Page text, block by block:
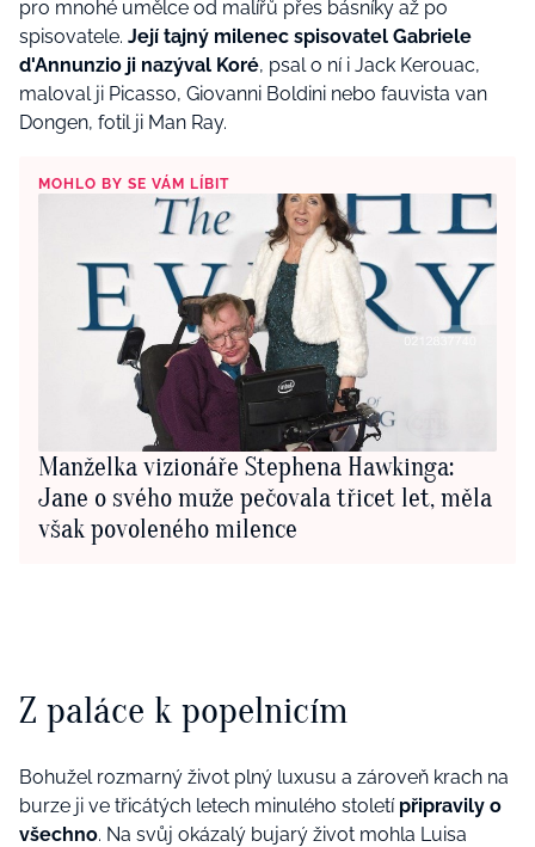
pro mnohé umělce od malířů přes básníky až po
spisovatele. Její tajný milenec spisovatel Gabriele
d'Annunzio ji nazýval Koré, psal o ní i Jack Kerouac,
maloval ji Picasso, Giovanni Boldini nebo fauvista van
Dongen, fotil ji Man Ray.
MOHLO BY SE VÁM LÍBIT
Manželka vizionáře Stephena Hawkinga:
Jane o svého muže pečovala třicet let, měla
však povoleného milence
Z paláce k popelnicím
Bohužel rozmarný život plný luxusu a zároveň krach na
burze ji ve třicátých letech minulého století připravily o
všechno. Na svůj okázalý bujarý život mohla Luisa